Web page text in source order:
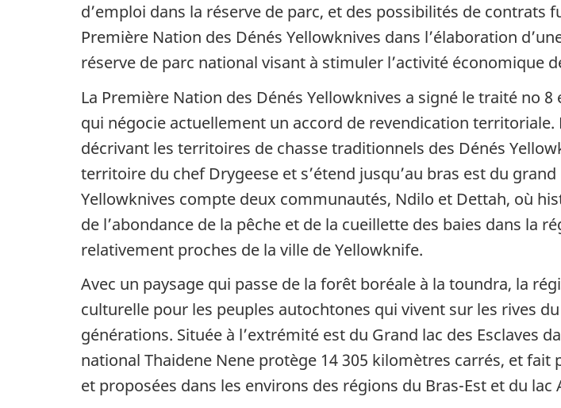
d’emploi dans la réserve de parc, et des possibilités de contrats
Première Nation des Dénés Yellowknives dans l’élaboration
réserve de parc national visant à stimuler l’activité économique
La Première Nation des Dénés Yellowknives a signé le traité no
qui négocie actuellement un accord de revendication territoriale.
décrivant les territoires de chasse traditionnels des Dénés
territoire du chef Drygeese et s’étend jusqu’au bras est du
Yellowknives compte deux communautés, Ndilo et Dettah, où
de l’abondance de la pêche et de la cueillette des baies dans la
relativement proches de la ville de Yellowknife.
Avec un paysage qui passe de la forêt boréale à la toundra, la
culturelle pour les peuples autochtones qui vivent sur les rives
générations. Située à l’extrémité est du Grand lac des Esclaves
national Thaidene Nene protège 14 305 kilomètres carrés, et
et proposées dans les environs des régions du Bras-Est et du lac